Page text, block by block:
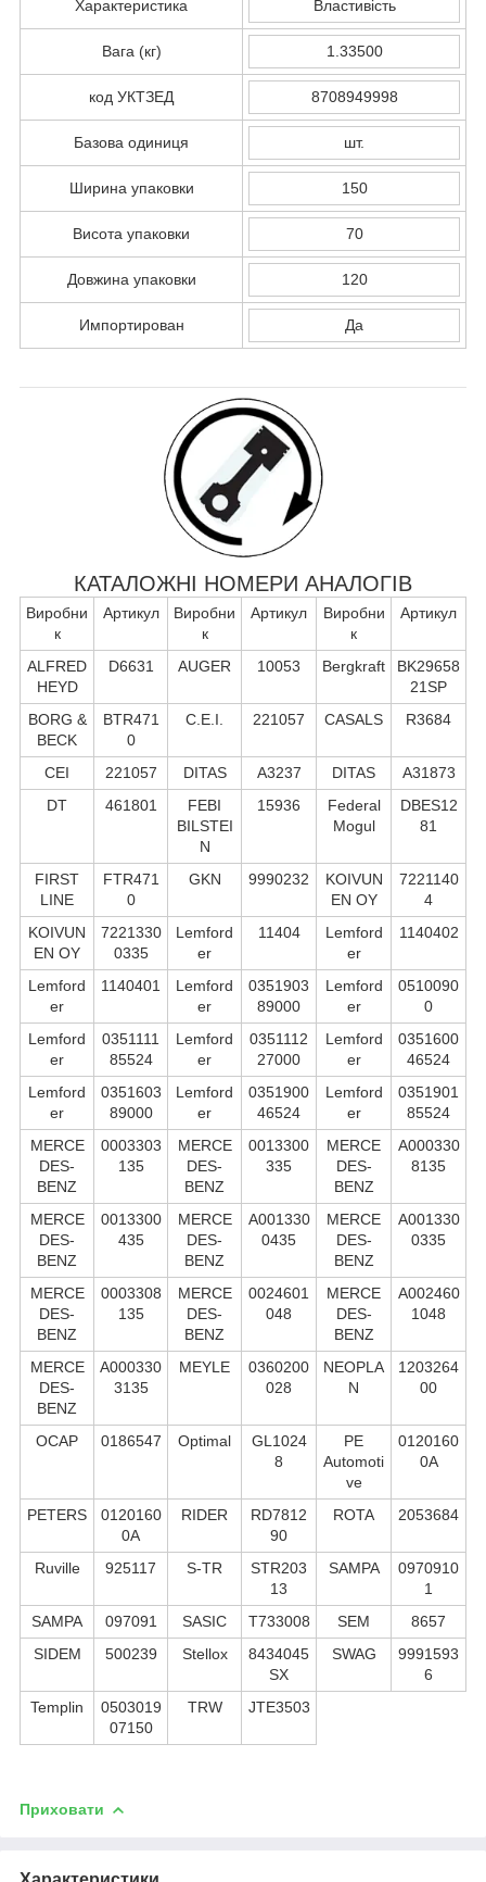
Характеристика Властивість
Вага (кг) 1.33500
код УКТЗЕД 8708949998
Базова одиниця шт.
Ширина упаковки 150
Висота упаковки 70
Довжина упаковки 120
Импортирован Да
КАТАЛОЖНІ НОМЕРИ АНАЛОГІВ
Виробни
к
Артикул
Виробни
к
Артикул
Виробни
к
Артикул
ALFRED
HEYD
D6631 AUGER 10053 Bergkraft
BK29658
21SP
BORG &
BECK
BTR471
0
C.E.I. 221057 CASALS R3684
CEI 221057 DITAS A3237 DITAS
A31873
DT
461801
FEBI
BILSTEI
N
15936
Federal
Mogul
DBES12
81
FIRST
LINE
FTR471
0
GKN 9990232
KOIVUN
EN OY
7221140
4
KOIVUN
EN OY
7221330
0335
Lemford
er
11404
Lemford
er
1140402
Lemford
er
1140401
Lemford
er
0351903
89000
Lemford
er
0510090
0
Lemford
er
0351111
85524
Lemford
er
0351112
27000
Lemford
er
0351600
46524
Lemford
er
0351603
89000
Lemford
er
0351900
46524
Lemford
er
0351901
85524
MERCE
DES-
BENZ
0003303
135
MERCE
DES-
BENZ
0013300
335
MERCE
DES-
BENZ
A000330
8135
MERCE
DES-
BENZ
0013300
435
MERCE
DES-
BENZ
A001330
0435
MERCE
DES-
BENZ
A001330
0335
MERCE
DES-
BENZ
0003308
135
MERCE
DES-
BENZ
0024601
048
MERCE
DES-
BENZ
A002460
1048
MERCE
DES-
BENZ
A000330
3135
MEYLE
0360200
028
NEOPLA
N
1203264
00
OCAP 0186547 Optimal
GL1024
8
PE
Automoti
ve
0120160
0A
PETERS
0120160
0A
RIDER
RD7812
90
ROTA 2053684
Ruville 925117 S-TR
STR203
13
SAMPA
0970910
1
SAMPA
097091 SASIC T733008 SEM
8657
SIDEM
500239 Stellox
8434045
SX
SWAG
9991593
6
Templin
0503019
07150
TRW JTE3503
Приховати